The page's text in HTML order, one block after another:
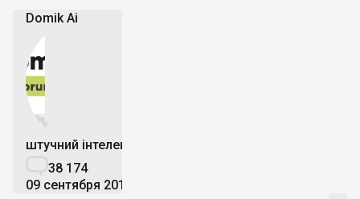
Domik Ai


штучний інтелект
38 174
09 сентября 2019